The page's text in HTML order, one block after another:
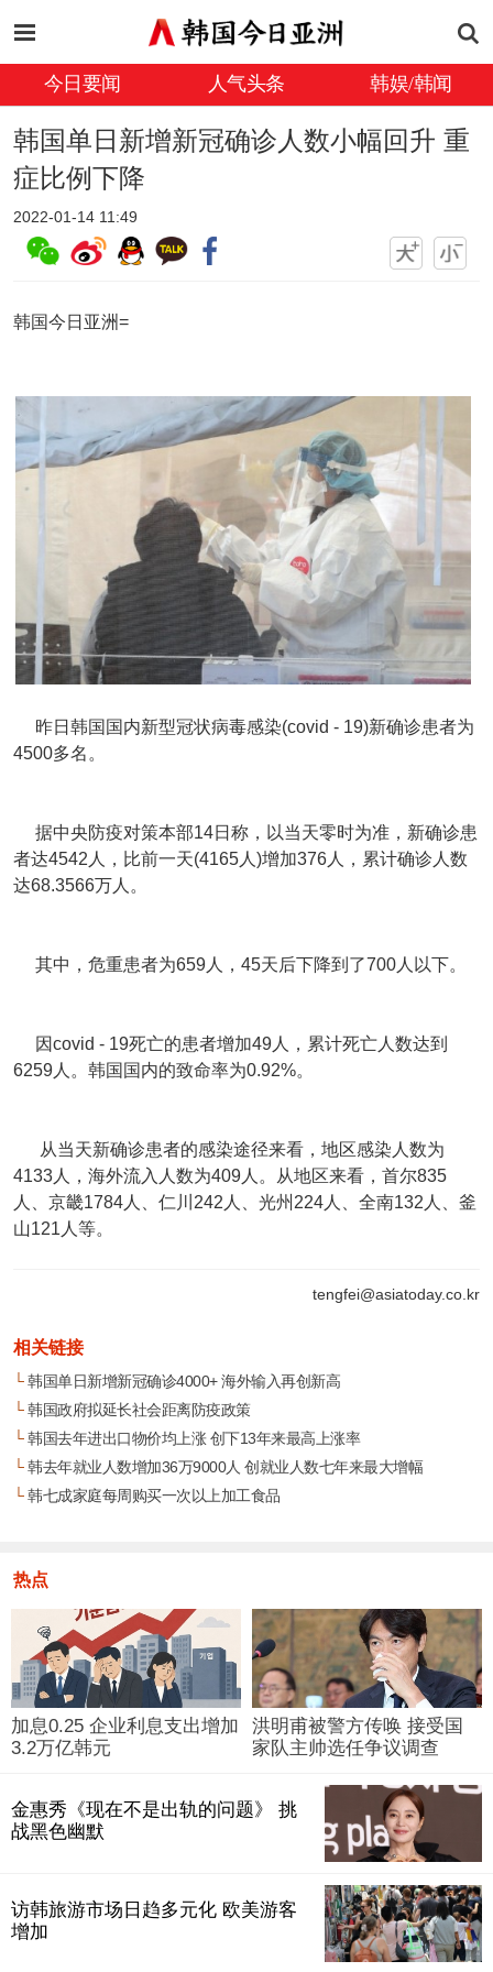
今日要闻 人气头条 韩娱/韩闻
韩国单日新增新冠确诊人数小幅回升 重
症比例下降
2022-01-14 11:49
韩国今日亚洲=
昨日韩国国内新型冠状病毒感染(covid - 19)新确诊患者为
4500多名。
据中央防疫对策本部14日称，以当天零时为准，新确诊患
者达4542人，比前一天(4165人)增加376人，累计确诊人数
达68.3566万人。
其中，危重患者为659人，45天后下降到了700人以下。
因covid - 19死亡的患者增加49人，累计死亡人数达到
6259人。韩国国内的致命率为0.92%。
从当天新确诊患者的感染途径来看，地区感染人数为
4133人，海外流入人数为409人。从地区来看，首尔835
人、京畿1784人、仁川242人、光州224人、全南132人、釜
山121人等。
tengfei@asiatoday.co.kr
相关链接
└韩国单日新增新冠确诊4000+ 海外输入再创新高
└韩国政府拟延长社会距离防疫政策
└韩国去年进出口物价均上涨 创下13年来最高上涨率
└韩去年就业人数增加36万9000人 创就业人数七年来最大增幅
└韩七成家庭每周购买一次以上加工食品
热点
加息0.25 企业利息支出增加
3.2万亿韩元
洪明甫被警方传唤 接受国
家队主帅选任争议调查
金惠秀《现在不是出轨的问题》 挑
战黑色幽默
访韩旅游市场日趋多元化 欧美游客
增加